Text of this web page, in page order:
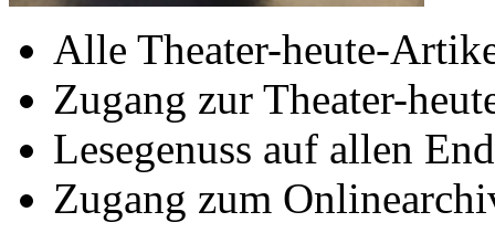
Alle Theater-heute-
Zugang zur Theater-
Lesegenuss auf allen
Zugang zum